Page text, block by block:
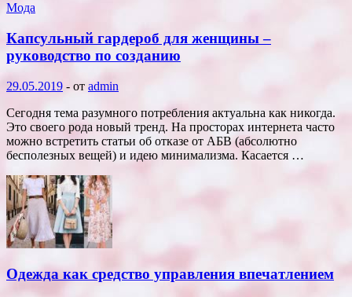
Мода
Капсульный гардероб для женщины –
руководство по созданию
29.05.2019 - от admin
Сегодня тема разумного потребления актуальна как никогда.
Это своего рода новый тренд. На просторах интернета часто
можно встретить статьи об отказе от АБВ (абсолютно
бесполезных вещей) и идею минимализма. Касается …
Одежда как средство управления впечатлением